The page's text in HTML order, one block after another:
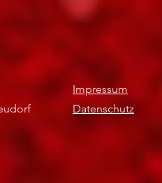
Impressum
Datenschutz